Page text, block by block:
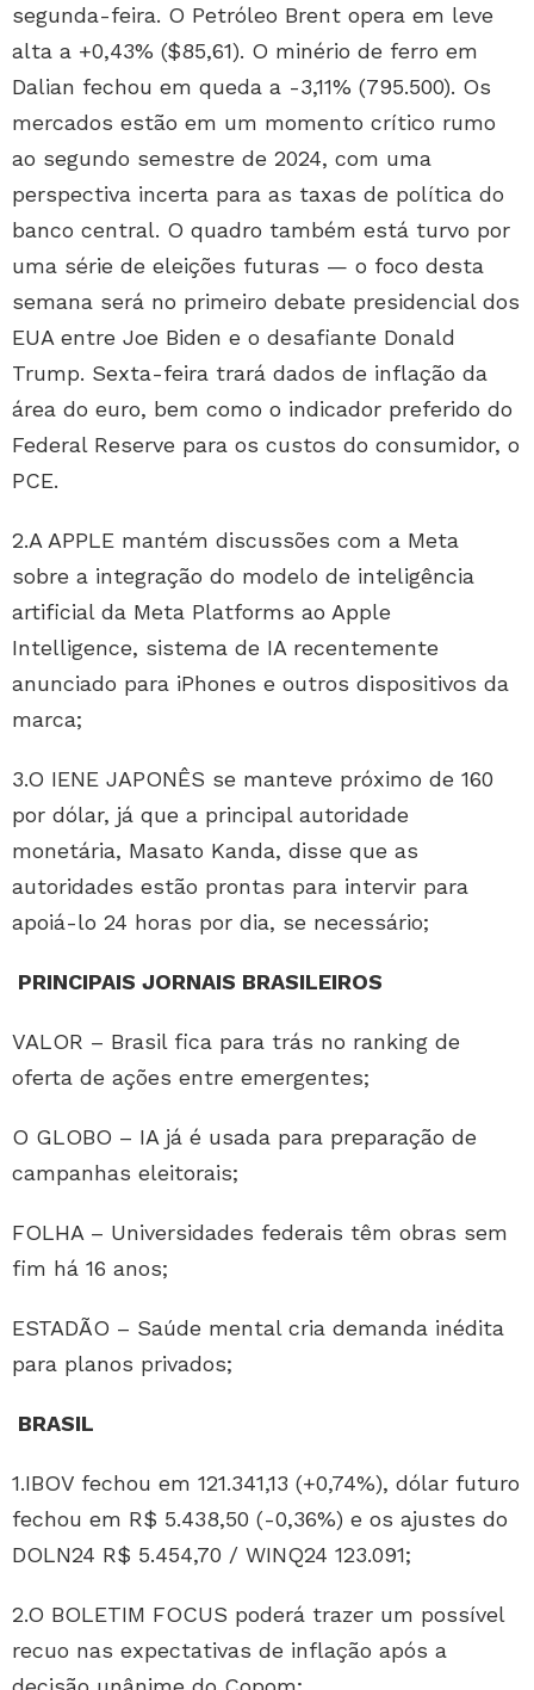
segunda-feira. O Petróleo Brent opera em leve
alta a +0,43% ($85,61). O minério de ferro em
Dalian fechou em queda a -3,11% (795.500). Os
mercados estão em um momento crítico rumo
ao segundo semestre de 2024, com uma
perspectiva incerta para as taxas de política do
banco central. O quadro também está turvo por
uma série de eleições futuras — o foco desta
semana será no primeiro debate presidencial dos
EUA entre Joe Biden e o desafiante Donald
Trump. Sexta-feira trará dados de inflação da
área do euro, bem como o indicador preferido do
Federal Reserve para os custos do consumidor, o
PCE.
2.A APPLE mantém discussões com a Meta
sobre a integração do modelo de inteligência
artificial da Meta Platforms ao Apple
Intelligence, sistema de IA recentemente
anunciado para iPhones e outros dispositivos da
marca;
3.O IENE JAPONÊS se manteve próximo de 160
por dólar, já que a principal autoridade
monetária, Masato Kanda, disse que as
autoridades estão prontas para intervir para
apoiá-lo 24 horas por dia, se necessário;
PRINCIPAIS JORNAIS BRASILEIROS
VALOR – Brasil fica para trás no ranking de
oferta de ações entre emergentes;
O GLOBO – IA já é usada para preparação de
campanhas eleitorais;
FOLHA – Universidades federais têm obras sem
fim há 16 anos;
ESTADÃO – Saúde mental cria demanda inédita
para planos privados;
BRASIL
1.IBOV fechou em 121.341,13 (+0,74%), dólar futuro
fechou em R$ 5.438,50 (-0,36%) e os ajustes do
DOLN24 R$ 5.454,70 / WINQ24 123.091;
2.O BOLETIM FOCUS poderá trazer um possível
recuo nas expectativas de inflação após a